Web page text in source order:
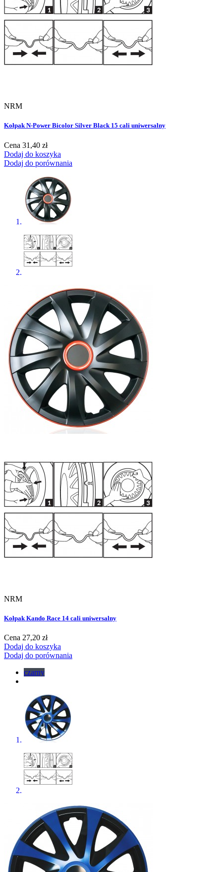
NRM
Kołpak N-Power Bicolor Silver Black 15 cali uniwersalny
Cena 31,40 zł
Dodaj do koszyka
Dodaj do porównania
NRM
Kołpak Kando Race 14 cali uniwersalny
Cena 27,20 zł
Dodaj do koszyka
Dodaj do porównania
czarny